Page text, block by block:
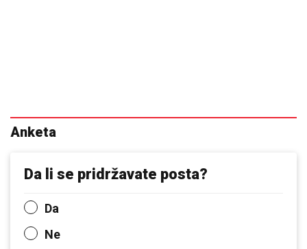
Anketa
Da li se pridržavate posta?
Da
Ne